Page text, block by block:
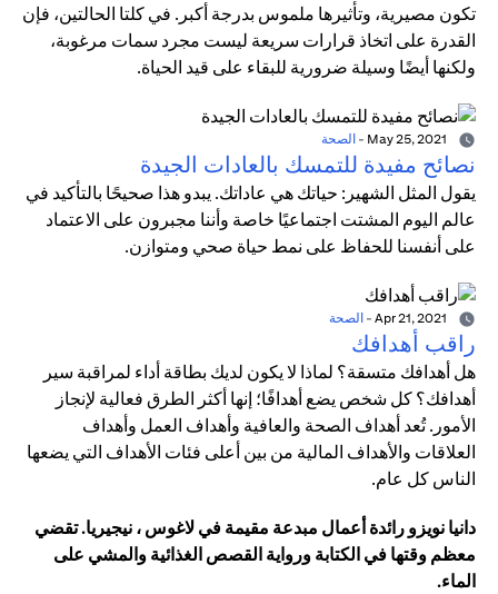
تكون مصيرية، وتأثيرها ملموس بدرجة أكبر. في كلتا الحالتين، فإن
القدرة على اتخاذ قرارات سريعة ليست مجرد سمات مرغوبة،
ولكنها أيضًا وسيلة ضرورية للبقاء على قيد الحياة.
- الصحة
نصائح مفيدة للتمسك بالعادات الجيدة
يقول المثل الشهير: حياتك هي عاداتك. يبدو هذا صحيحًا بالتأكيد في
عالم اليوم المشتت اجتماعيًا خاصة وأننا مجبرون على الاعتماد
على أنفسنا للحفاظ على نمط حياة صحي ومتوازن.
- الصحة
راقب أهدافك
هل أهدافك متسقة؟ لماذا لا يكون لديك بطاقة أداء لمراقبة سير
أهدافك؟ كل شخص يضع أهدافًا؛ إنها أكثر الطرق فعالية لإنجاز
الأمور. تُعد أهداف الصحة والعافية وأهداف العمل وأهداف
العلاقات والأهداف المالية من بين أعلى فئات الأهداف التي يضعها
الناس كل عام.
دانيا نويزو رائدة أعمال مبدعة مقيمة في لاغوس ، نيجيريا. تقضي
معظم وقتها في الكتابة ورواية القصص الغذائية والمشي على
الماء.